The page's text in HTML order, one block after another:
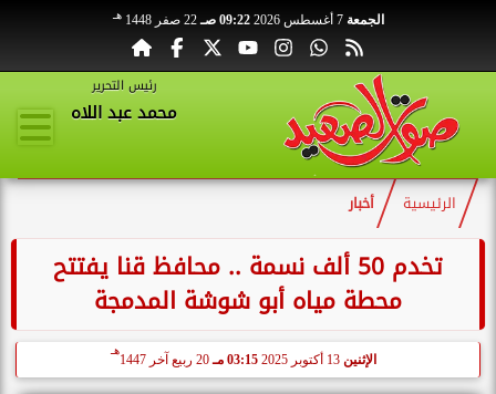
الجمعة 7 أغسطس 2026 09:22 صـ 22 صفر 1448 هـ
رئيس التحرير
محمد عبد اللاه
الرئيسية أخبار
تخدم 50 ألف نسمة .. محافظ قنا يفتتح
محطة مياه أبو شوشة المدمجة
الإثنين 03:15 مـ 20 ربيع آخر 1447
هـ